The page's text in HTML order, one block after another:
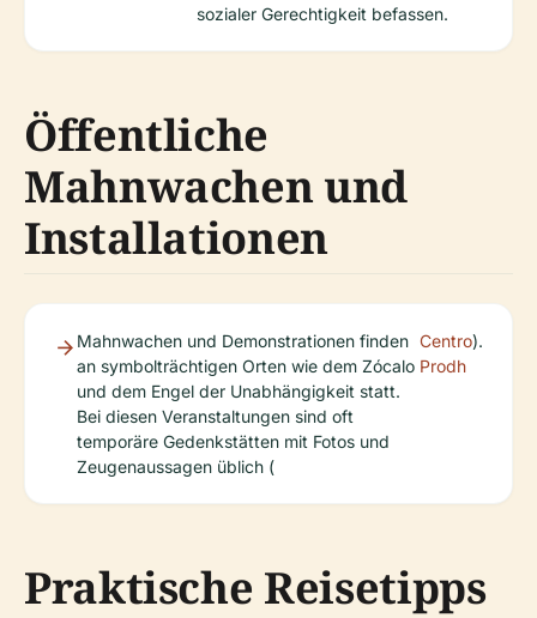
sozialer Gerechtigkeit befassen.
Öffentliche
Mahnwachen und
Installationen
Mahnwachen und Demonstrationen finden
an symbolträchtigen Orten wie dem Zócalo
und dem Engel der Unabhängigkeit statt.
Bei diesen Veranstaltungen sind oft
temporäre Gedenkstätten mit Fotos und
Zeugenaussagen üblich (
Centro
Prodh
).
Praktische Reisetipps